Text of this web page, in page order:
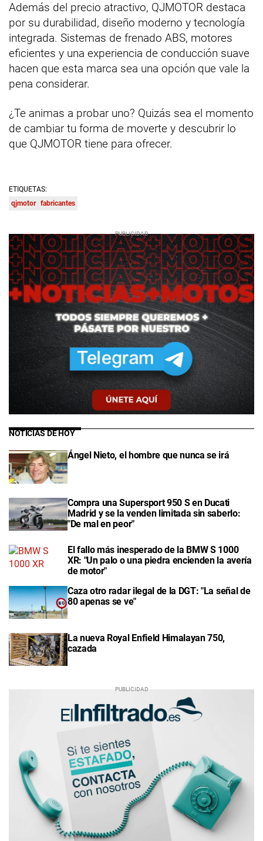
Además del precio atractivo, QJMOTOR destaca
por su durabilidad, diseño moderno y tecnología
integrada. Sistemas de frenado ABS, motores
eficientes y una experiencia de conducción suave
hacen que esta marca sea una opción que vale la
pena considerar.
¿Te animas a probar uno? Quizás sea el momento
de cambiar tu forma de moverte y descubrir lo
que QJMOTOR tiene para ofrecer.
ETIQUETAS:
qjmotor fabricantes
NOTICIAS DE HOY
Ángel Nieto, el hombre que nunca se irá
Compra una Supersport 950 S en Ducati
Madrid y se la venden limitada sin saberlo:
"De mal en peor"
El fallo más inesperado de la BMW S 1000
XR: "Un palo o una piedra encienden la avería
de motor"
Caza otro radar ilegal de la DGT: "La señal de
80 apenas se ve"
La nueva Royal Enfield Himalayan 750,
cazada